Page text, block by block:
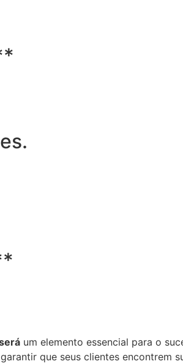
um elemento essencial para o
que seus clientes encontrem